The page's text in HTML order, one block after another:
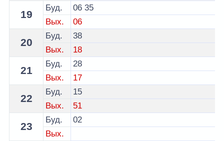
19
Буд. 06 35
Вых.
06
20
Буд.
38
Вых.
18
21
Буд.
28
Вых.
17
22
Буд.
15
Вых.
51
23
Буд.
02
Вых.